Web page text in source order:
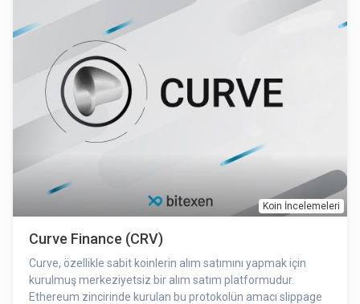
Koin İncelemeleri
Curve Finance (CRV)
Curve, özellikle sabit koinlerin alım satımını yapmak için
kurulmuş merkeziyetsiz bir alım satım platformudur.
Ethereum zincirinde kurulan bu protokolün amacı slippage